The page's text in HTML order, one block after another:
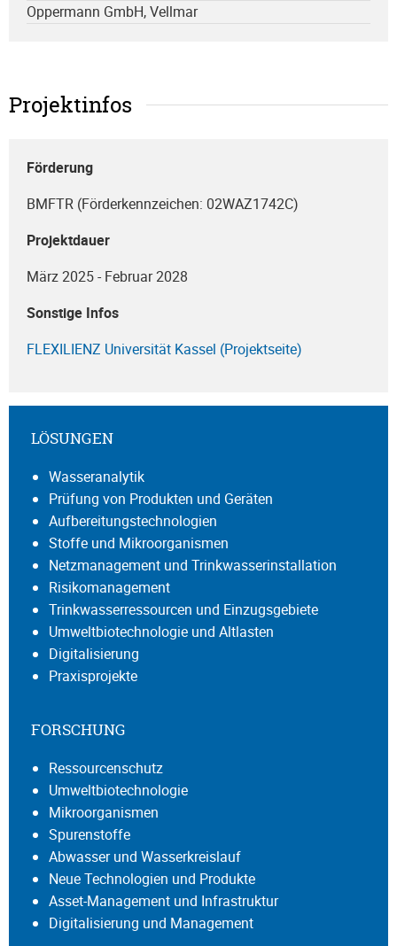
Oppermann GmbH, Vellmar
Projektinfos
Förderung
BMFTR (Förderkennzeichen: 02WAZ1742C)
Projektdauer
März 2025 - Februar 2028
Sonstige Infos
FLEXILIENZ Universität Kassel (Projektseite)
LÖSUNGEN
Wasseranalytik
Prüfung von Produkten und Geräten
Aufbereitungstechnologien
Stoffe und Mikroorganismen
Netzmanagement und Trinkwasserinstallation
Risikomanagement
Trinkwasserressourcen und Einzugsgebiete
Umweltbiotechnologie und Altlasten
Digitalisierung
Praxisprojekte
FORSCHUNG
Ressourcenschutz
Umweltbiotechnologie
Mikroorganismen
Spurenstoffe
Abwasser und Wasserkreislauf
Neue Technologien und Produkte
Asset-Management und Infrastruktur
Digitalisierung und Management